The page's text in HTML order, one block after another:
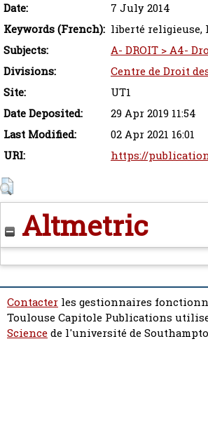
Date:
7 July 2014
Keywords (French): liberté
Subjects:
A- DROIT > A4-
Divisions:
Centre de Droit
Site:
UT1
Date Deposited:
29 Apr 2019 11:54
Last Modified:
02 Apr 2021 16:01
URI:
https://
Altmetric
Contacter les gestionnaires
Toulouse Capitole Publications
Sciencede l'université de